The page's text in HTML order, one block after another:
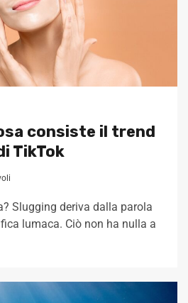
consiste il trend
TikTok
Slugging deriva dalla parola
lumaca. Ciò non ha nulla a